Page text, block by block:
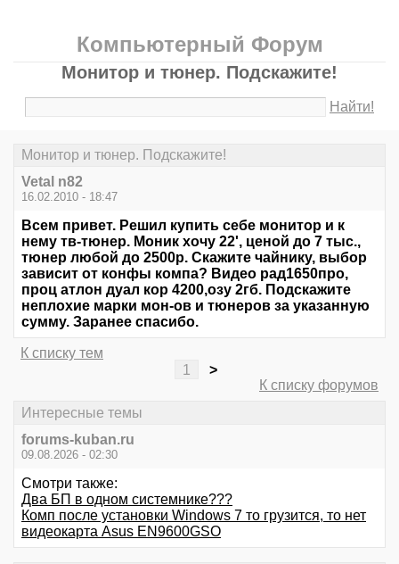
Компьютерный Форум
Монитор и тюнер. Подскажите!
Найти!
Монитор и тюнер. Подскажите!
Vetal n82
16.02.2010 - 18:47
Всем привет. Решил купить себе монитор и к
нему тв-тюнер. Моник хочу 22', ценой до 7 тыс.,
тюнер любой до 2500р. Скажите чайнику, выбор
зависит от конфы компа? Видео рад1650про,
проц атлон дуал кор 4200,озу 2гб. Подскажите
неплохие марки мон-ов и тюнеров за указанную
сумму. Заранее спасибо.
К списку тем
1
>
К списку форумов
Интересные темы
forums-kuban.ru
09.08.2026 - 02:30
Смотри также:
Два БП в одном системнике???
Комп после установки Windows 7 то грузится, то нет
видеокарта Asus EN9600GSO